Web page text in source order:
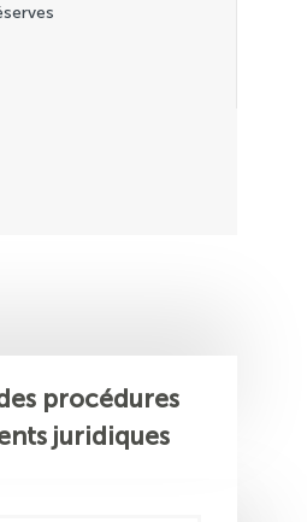
procédures
juridiques